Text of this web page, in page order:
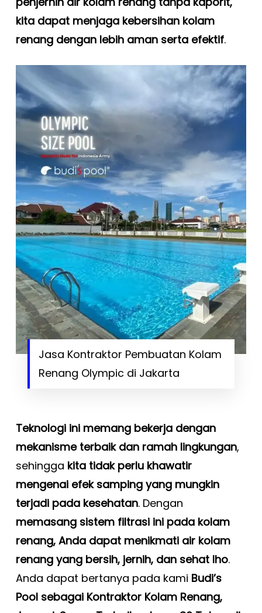
kita dapat menjaga kebersihan kolam
renang dengan lebih aman serta efektif.
Jasa Kontraktor Pembuatan Kolam
Renang Olympic di Jakarta
Teknologi ini memang bekerja dengan
mekanisme terbaik dan ramah lingkungan,
sehingga kita tidak perlu khawatir
mengenai efek samping yang mungkin
terjadi pada kesehatan. Dengan
memasang sistem filtrasi ini pada kolam
renang, Anda dapat menikmati air kolam
renang yang bersih, jernih, dan sehat lho.
Anda dapat bertanya pada kami Budi’s
Pool sebagai Kontraktor Kolam Renang,